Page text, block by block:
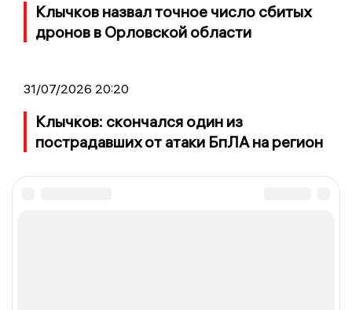
Клычков назвал точное число сбитых
дронов в Орловской области
31/07/2026 20:20
Клычков: скончался один из
пострадавших от атаки БпЛА на регион